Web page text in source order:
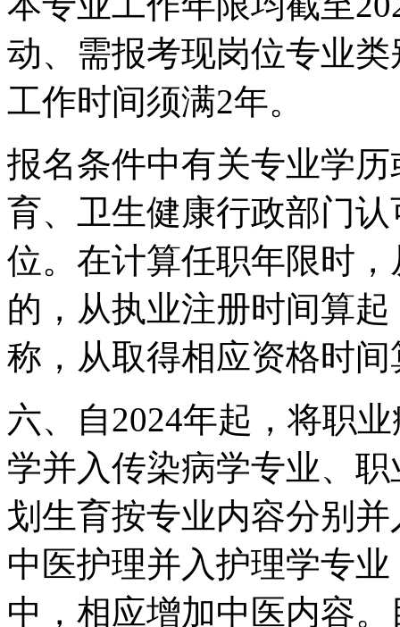
动、需报考现岗位专业
工作时间须满2年。
报名条件中有关专业学
育、卫生健康行政部门
位。在计算任职年限时
的，从执业注册时间算
称，从取得相应资格时间
六、自2024年起，将职
学并入传染病学专业、
划生育按专业内容分别
中医护理并入护理学专
中，相应增加中医内容